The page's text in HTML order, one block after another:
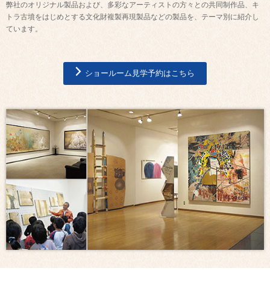
弊社のオリジナル製品および、多彩なアーティストの方々との共同制作品、キ
トラ古墳をはじめとする文化財複製再現製品などの製品を、テーマ別に紹介し
ています。
ショールーム見学予約はこちら